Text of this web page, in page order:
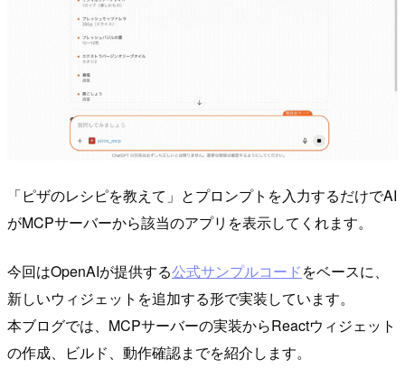
「ピザのレシピを教えて」とプロンプトを入力するだけでAI
がMCPサーバーから該当のアプリを表示してくれます。
今回はOpenAIが提供する公式サンプルコードをベースに、
新しいウィジェットを追加する形で実装しています。
本ブログでは、MCPサーバーの実装からReactウィジェット
の作成、ビルド、動作確認までを紹介します。